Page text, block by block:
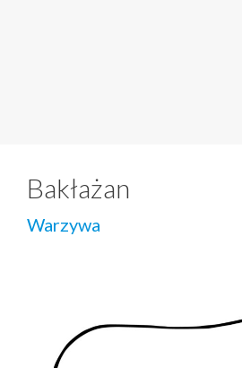
Bakłażan
Warzywa